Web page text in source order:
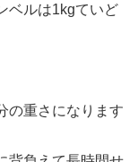
ベルは1kgていど
の重さになります